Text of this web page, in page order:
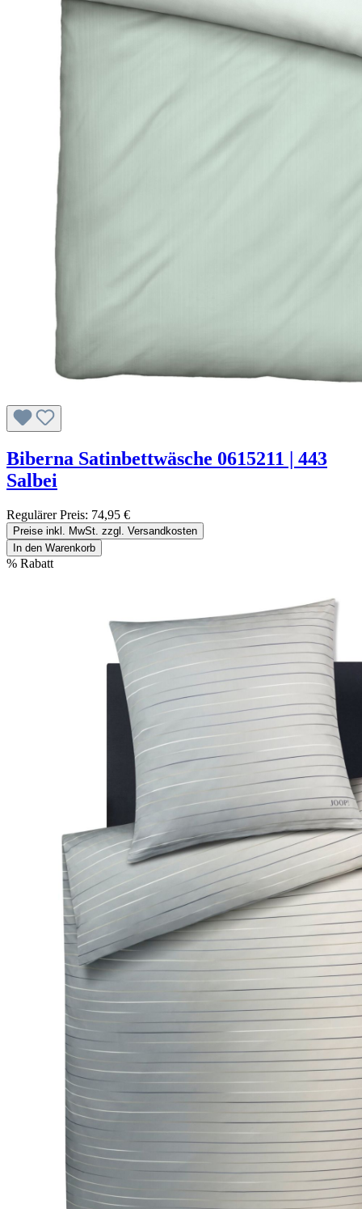
Biberna Satinbettwäsche 0615211 | 443
Salbei
Regulärer Preis: 74,95 €
Preise inkl. MwSt. zzgl. Versandkosten
In den Warenkorb
% Rabatt